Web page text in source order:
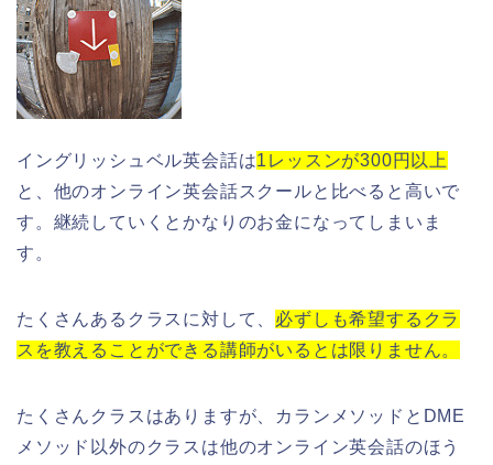
イングリッシュベル英会話は1レッスンが300円以上
と、他のオンライン英会話スクールと比べると高いで
す。継続していくとかなりのお金になってしまいま
す。
たくさんあるクラスに対して、 必ずしも希望するクラ
スを教えることができる講師がいるとは限りません。
たくさんクラスはありますが、カランメソッドとDME
メソッド以外のクラスは他のオンライン英会話のほう